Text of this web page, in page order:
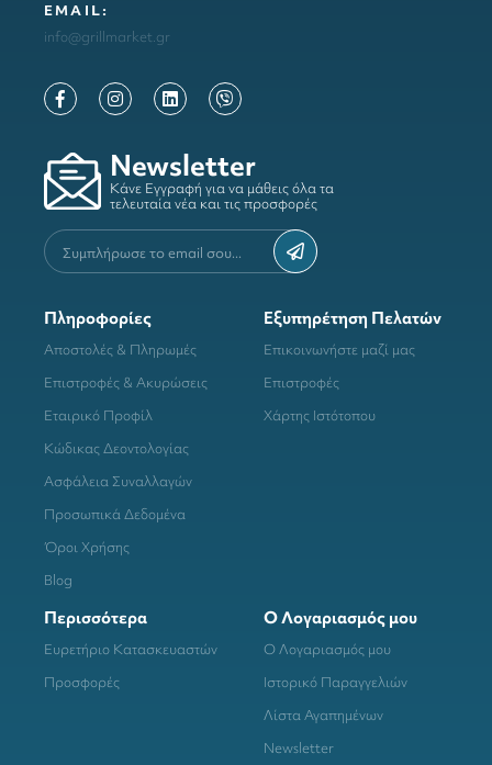
ΕΜΑΙL:
info@grillmarket.gr
Newsletter
Κάνε Εγγραφή για να μάθεις όλα τα
τελευταία νέα και τις προσφορές
Πληροφορίες
Αποστολές & Πληρωμές
Επιστροφές & Ακυρώσεις
Εταιρικό Προφίλ
Κώδικας Δεοντολογίας
Ασφάλεια Συναλλαγών
Προσωπικά Δεδομένα
Όροι Χρήσης
Blog
Εξυπηρέτηση Πελατών
Επικοινωνήστε μαζί μας
Επιστροφές
Χάρτης Ιστότοπου
Περισσότερα
Ευρετήριο Κατασκευαστών
Προσφορές
Ο Λογαριασμός μου
Ο Λογαριασμός μου
Ιστορικό Παραγγελιών
Λίστα Αγαπημένων
Newsletter